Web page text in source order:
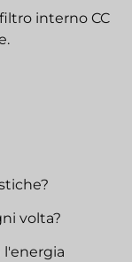
interno CC
volta?
l'energia